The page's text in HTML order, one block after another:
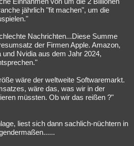
jährlich "fit machen", um die
Nachrichten...Diese Summe
der Firmen Apple. Amazon,
Nvidia aus dem Jahr 2024,
wäre der weltweite Softwaremarkt.
wäre das, was wir in der
müssten. Ob wir das reißen ?"
liest sich dann sachlich-nüchtern in